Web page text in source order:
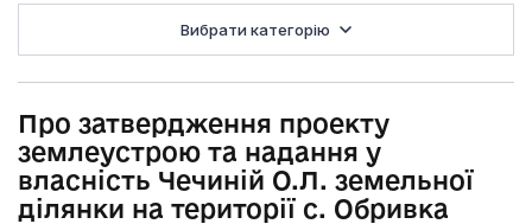
Вибрати категорію
Про затвердження проекту
землеустрою та надання у
власність Чечиній О.Л. земельної
ділянки на території с. Обривка